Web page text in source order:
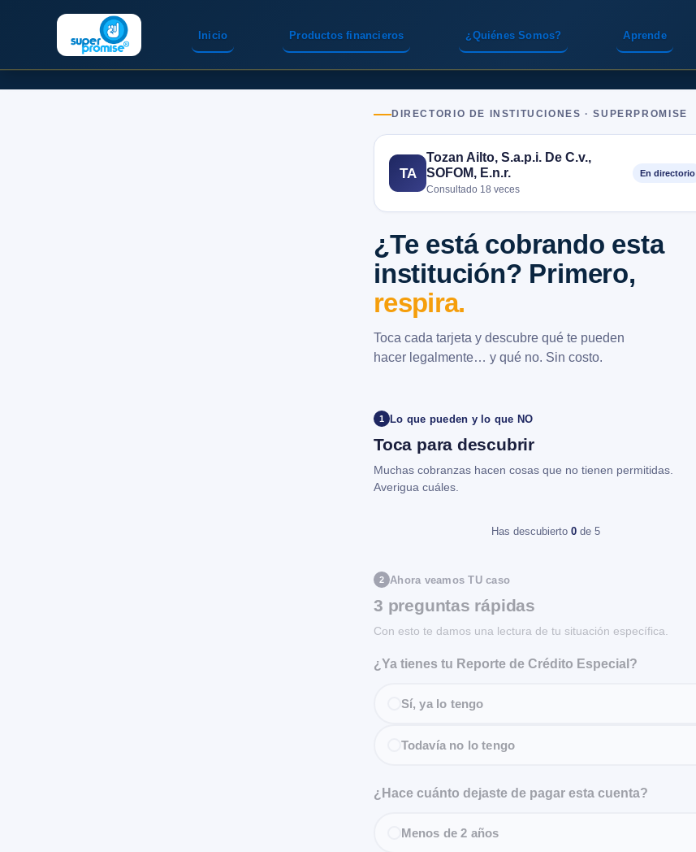
Inicio Productos financieros ¿Quiénes Somos? Aprende
DIRECTORIO DE INSTITUCIONES · SUPERPROMISE
TA
Tozan Ailto, S.a.p.i. De C.v.,
SOFOM, E.n.r.
Consultado 18 veces
En directorio
¿Te está cobrando esta
institución? Primero,
respira.
Toca cada tarjeta y descubre qué te pueden
hacer legalmente… y qué no. Sin costo.
1 Lo que pueden y lo que NO
Toca para descubrir
Muchas cobranzas hacen cosas que no tienen permitidas.
Averigua cuáles.
Has descubierto 0 de 5
2 Ahora veamos TU caso
3 preguntas rápidas
Con esto te damos una lectura de tu situación específica.
¿Ya tienes tu Reporte de Crédito Especial?
Sí, ya lo tengo
Todavía no lo tengo
¿Hace cuánto dejaste de pagar esta cuenta?
Menos de 2 años